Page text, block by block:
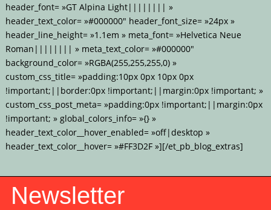
header_font= »GT Alpina Light|||||||| »
header_text_color= »#000000″ header_font_size= »24px »
header_line_height= »1.1em » meta_font= »Helvetica Neue
Roman|||||||| » meta_text_color= »#000000″
background_color= »RGBA(255,255,255,0) »
custom_css_title= »padding:10px 0px 10px 0px
!important;||border:0px !important;||margin:0px !important; »
custom_css_post_meta= »padding:0px !important;||margin:0px
!important; » global_colors_info= »{} »
header_text_color__hover_enabled= »off|desktop »
header_text_color__hover= »#FF3D2F »][/et_pb_blog_extras]
Newsletter